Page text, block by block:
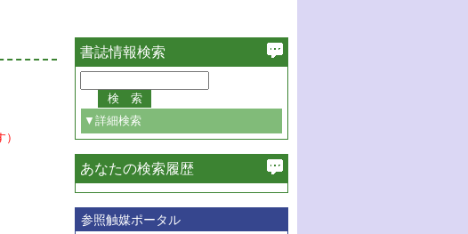
書誌情報検索
▼詳細検索
必ず含む
巻・号指定
あなたの検索履歴
参照触媒ポータル